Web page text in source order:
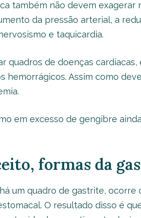
também não devem
da pressão arterial, a
e taquicardia.
quadros de doenças
hemorrágicos. Assim como
em excesso de gengibre
formas da
um quadro de gastrite,
O resultado disso é